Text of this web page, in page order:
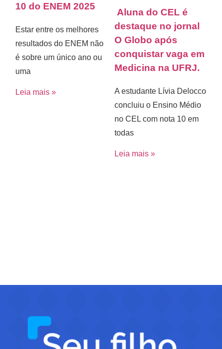
10 do ENEM 2025
Estar entre os melhores
resultados do ENEM não
é sobre um único ano ou
uma
Leia mais »
Aluna do CEL é
destaque no jornal
O Globo após
conquistar vaga em
Medicina na UFRJ.
A estudante Lívia Delocco
concluiu o Ensino Médio
no CEL com nota 10 em
todas
Leia mais »